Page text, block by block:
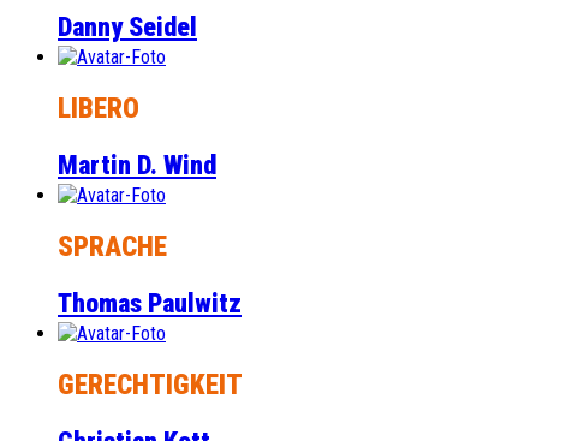
Danny Seidel
LIBERO
Martin D. Wind
SPRACHE
Thomas Paulwitz
GERECHTIGKEIT